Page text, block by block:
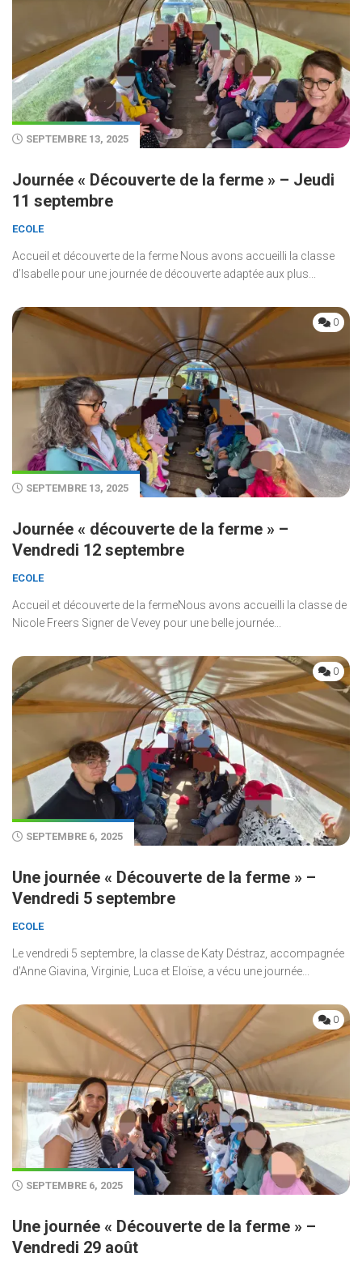
SEPTEMBRE 13, 2025
Journée « Découverte de la ferme » – Jeudi
11 septembre
ECOLE
Accueil et découverte de la ferme Nous avons accueilli la classe
d’Isabelle pour une journée de découverte adaptée aux plus...
0
SEPTEMBRE 13, 2025
Journée « découverte de la ferme » –
Vendredi 12 septembre
ECOLE
Accueil et découverte de la fermeNous avons accueilli la classe de
Nicole Freers Signer de Vevey pour une belle journée...
0
SEPTEMBRE 6, 2025
Une journée « Découverte de la ferme » –
Vendredi 5 septembre
ECOLE
Le vendredi 5 septembre, la classe de Katy Déstraz, accompagnée
d’Anne Giavina, Virginie, Luca et Eloïse, a vécu une journée...
0
SEPTEMBRE 6, 2025
Une journée « Découverte de la ferme » –
Vendredi 29 août